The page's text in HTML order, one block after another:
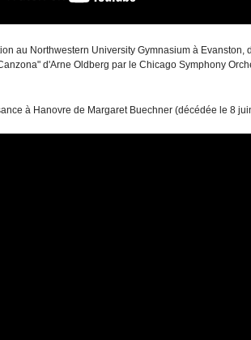
au Northwestern University Gymnasium à Evanston,
d'Arne Oldberg par le Chicago Symphony
à Hanovre de Margaret Buechner (décédée le 8